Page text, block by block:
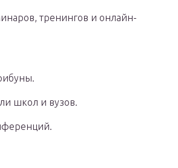
тренингов и онлайн-
школ и вузов.